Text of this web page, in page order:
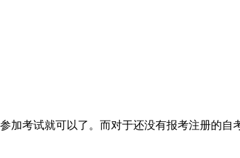
加考试就可以了。而对于还没有报考注册的自